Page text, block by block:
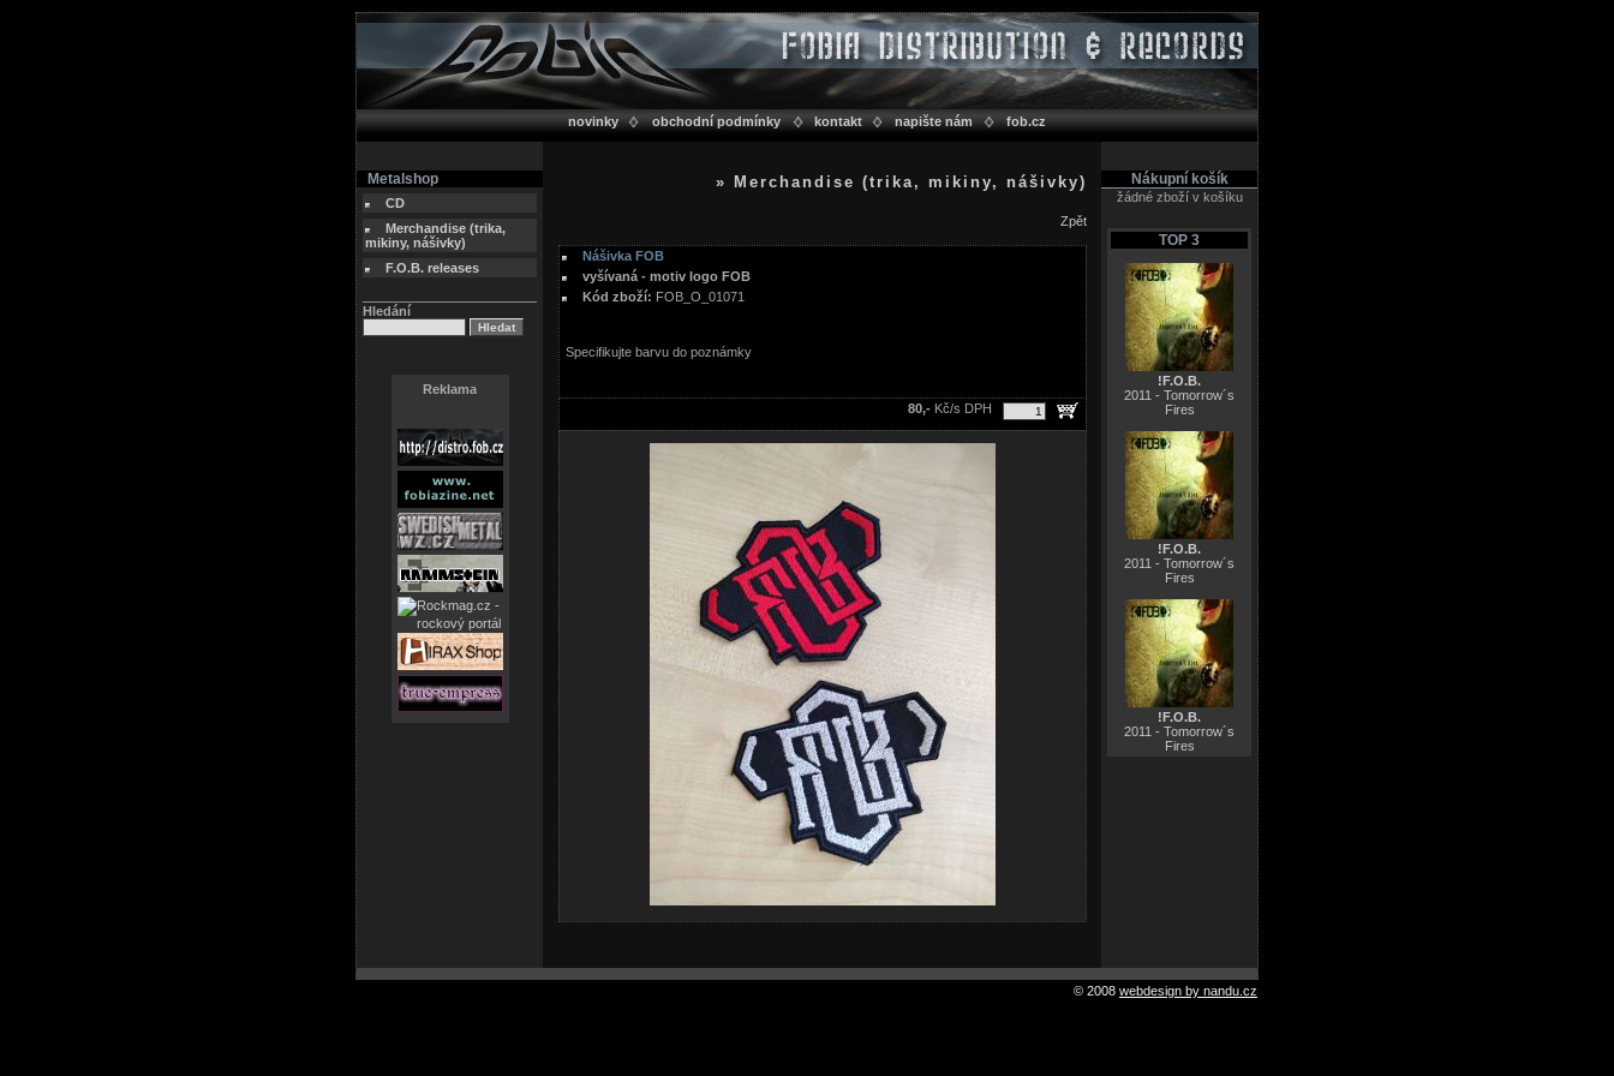
novinky obchodní podmínky kontakt napište nám fob.cz
Metalshop
CD
Merchandise (trika,
mikiny, nášivky)
F.O.B. releases
Hledání
Reklama
» Merchandise (trika, mikiny, nášivky)
Zpět
Nášivka FOB
vyšívaná - motiv logo FOB
Kód zboží: FOB_O_01071
Specifikujte barvu do poznámky
80,-Kč/s DPH
Nákupní košík
žádné zboží v košíku
TOP 3
!F.O.B.
2011 - Tomorrow´s
Fires
!F.O.B.
2011 - Tomorrow´s
Fires
!F.O.B.
2011 - Tomorrow´s
Fires
© 2008 webdesign by nandu.cz